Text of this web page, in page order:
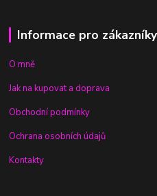
Informace pro zákazníky
O mně
Jak na kupovat a doprava
Obchodní podmínky
Ochrana osobních údajů
Kontakty